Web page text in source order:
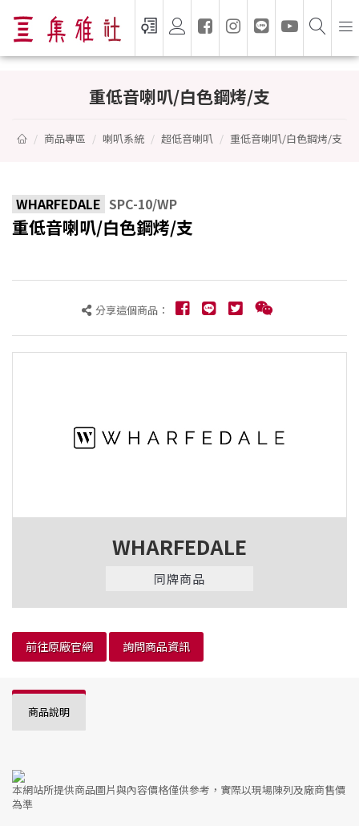
重低音喇叭/白色鋼烤/支 - WHARFEDALE
重低音喇叭/白色鋼烤/支
商品專區 喇叭系統 超低音喇叭 重低音喇叭/白色鋼烤/支
WHARFEDALE SPC-10/WP
重低音喇叭/白色鋼烤/支
分享這個商品：
WHARFEDALE
同牌商品
前往原廠官網 詢問商品資訊
商品說明
本網站所提供商品圖片與內容價格僅供參考，實際以現場陳列及廠商售價
為準